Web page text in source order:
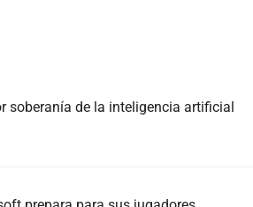
soberanía de la inteligencia artificial